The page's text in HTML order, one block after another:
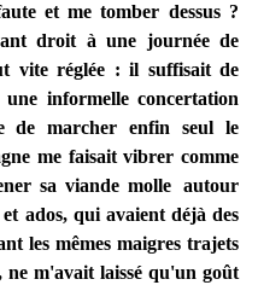
et me tomber dessus ?
droit à une journée de
vite réglée : il suffisaitde
informelle concertation
de marcher enfin seul le
me faisait vibrer comme
sa viande molle autour
ados, qui avaient déjà des
les mêmes maigres trajets
ne m'avait laissé qu'un goût